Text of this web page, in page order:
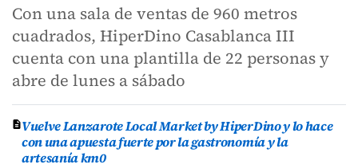
Con una sala de ventas de 960 metros
cuadrados, HiperDino Casablanca III
cuenta con una plantilla de 22 personas y
abre de lunes a sábado
Vuelve Lanzarote Local Market by HiperDino y lo hace
con una apuesta fuerte por la gastronomía y la
artesanía km0